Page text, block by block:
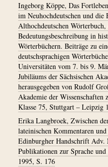
Ingeborg Köppe, Das
im Neuhochdeutschen und
Althochdeutschen
Bedeutungsbeschreibung in
Wörterbüchern. Beiträge zu
deutschsprachigen
Universitäten vom 7. bis 9.
Jubiläums der Sächsischen
herausgegeben von Rudolf
Akademie der
Klasse 75, Stuttgart – Leipzig
Erika Langbroek, Zwischen
lateinischen Kommentaren
Edinburgher Handschrift Adv.
Publikationen zur Sprache
1995, S. 176